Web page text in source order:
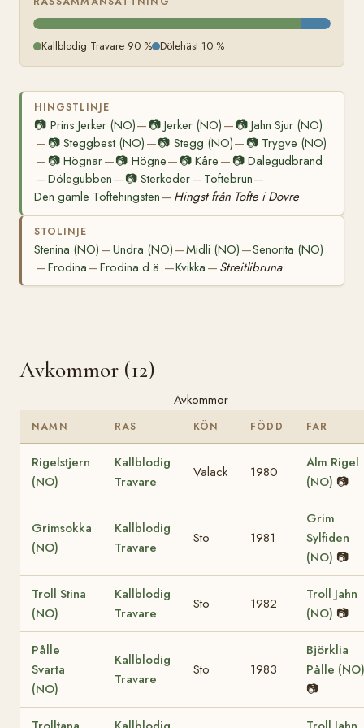
Kallblodig Travare 90 % Dölehäst 10 %
HINGSTLINJE
📷 Prins Jerker (NO)— 📷Jerker (NO) — 📷Jahn Sjur (NO)
— 📷Steggbest (NO) —📷 Stegg (NO)— 📷 Trygve (NO)
— 📷Högnar—📷 Högne— 📷Kåre — 📷 Dalegudbrand
—Dölegubben— 📷Sterkoder— Toftebrun—
Den gamle Toftehingsten — Hingst från Tofte i Dovre
STOLINJE
Stenina (NO) —Undra (NO)—Midli (NO) —Senorita (NO)
—Frodina—Frodina d.ä. —Kvikka — Streitlibruna
Avkommor (12)
Avkommor
NAMN RAS KÖN FÖDD FAR
Rigelstjern
(NO)
Kallblodig
Travare
Valack 1980
Alm Rigel
(NO) 📷
Grimsokka
(NO)
Kallblodig
Travare
Sto 1981
Grim
Sylfiden
(NO) 📷
Troll Stina
(NO)
Kallblodig
Travare
Sto 1982
Troll Jahn
(NO) 📷
Pålle
Svarta
(NO)
Kallblodig
Travare
Sto 1983
Björklia
Pålle (NO)
📷